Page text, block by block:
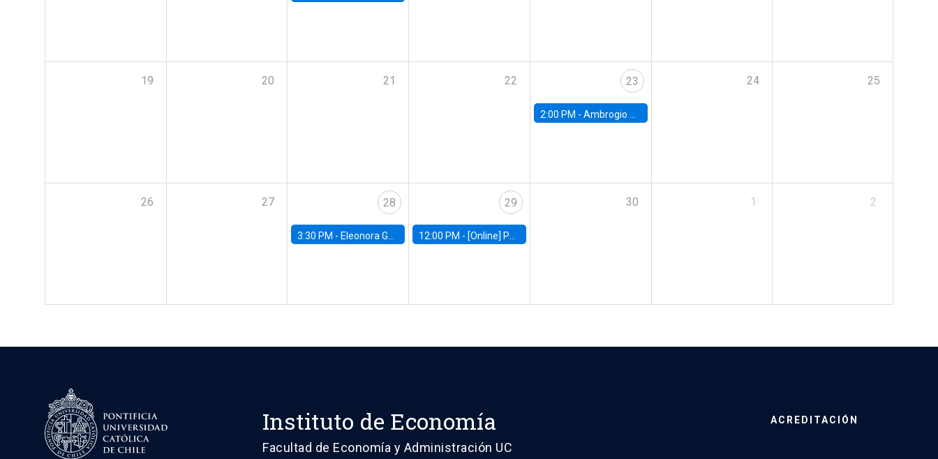
19 20 21 22 23
2:00 PM - Ambrogio Cesa-Bianchi, Bank of England
24 25
26 27 28
3:30 PM - Eleonora Guarnieri, Exeter University
29
12:00 PM - [Online] Pablo Slutzky, University of Maryland
30 1 2
Instituto de Economía
Facultad de Economía y Administración UC
ACREDITACIÓN